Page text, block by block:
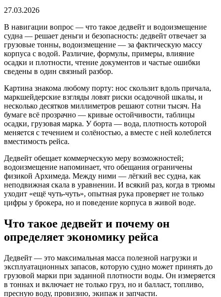
27.03.2026
В навигации вопрос — что такое дедвейт и водоизмещение
судна — решает деньги и безопасность: дедвейт отвечает за
грузовые тонны, водоизмещение — за фактическую массу
корпуса с водой. Различие, формулы, примеры, влияние
осадки и плотности, чтение документов и частые ошибки
сведены в один связный разбор.
Картина знакома любому порту: нос скользит вдоль причала,
маркшейдерские взгляды ловят риски осадочной шкалы, и
несколько десятков миллиметров решают сотни тысяч. На
бумаге всё прозрачно — кривые остойчивости, таблицы
осадки, грузовая марка. У борта — вода, плотность которой
меняется с течением и солёностью, а вместе с ней колеблется
вместимость рейса.
Дедвейт обещает коммерческую меру возможностей;
водоизмещение напоминает, что обещания ограничены
физикой Архимеда. Между ними — лёгкий вес судна, как
неподвижная скала в уравнении. И всякий раз, когда в трюмы
уходит «ещё чуть‑чуть», опытная рука проверяет не только
цифры у брокера, но и поведение корпуса в живой воде.
Что такое дедвейт и почему он
определяет экономику рейса
Дедвейт — это максимальная масса полезной нагрузки и
эксплуатационных запасов, которую судно может принять до
грузовой марки при заданной плотности воды. Он измеряется
в тоннах и включает не только груз, но и балласт, топливо,
пресную воду, провизию, экипаж и запчасти.